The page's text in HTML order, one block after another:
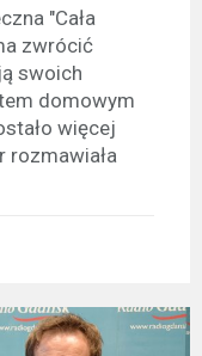
"Cała
zwrócić
swoich
domowym
więcej
rozmawiała